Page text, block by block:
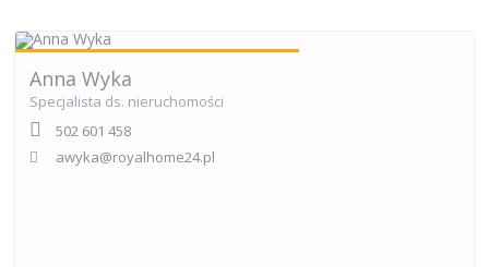
Anna Wyka
Specjalista ds. nieruchomości
502 601 458
awyka@royalhome24.pl